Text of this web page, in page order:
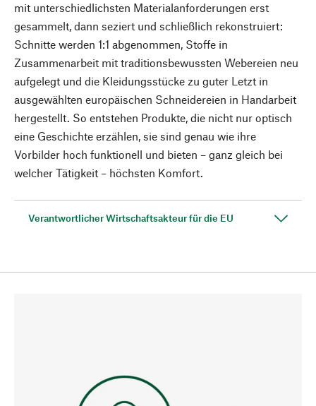
mit unterschiedlichsten Materialanforderungen erst
gesammelt, dann seziert und schließlich rekonstruiert:
Schnitte werden 1:1 abgenommen, Stoffe in
Zusammenarbeit mit traditionsbewussten Webereien neu
aufgelegt und die Kleidungsstücke zu guter Letzt in
ausgewählten europäischen Schneidereien in Handarbeit
hergestellt. So entstehen Produkte, die nicht nur optisch
eine Geschichte erzählen, sie sind genau wie ihre
Vorbilder hoch funktionell und bieten – ganz gleich bei
welcher Tätigkeit – höchsten Komfort.
Verantwortlicher Wirtschaftsakteur für die EU